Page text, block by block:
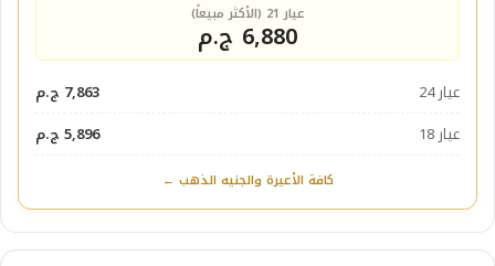
عيار 21 (الأكثر مبيعاً)
6,880 ج.م
عيار 24
7,863 ج.م
عيار 18
5,896 ج.م
كافة الأعيرة والجنيه الذهب ←